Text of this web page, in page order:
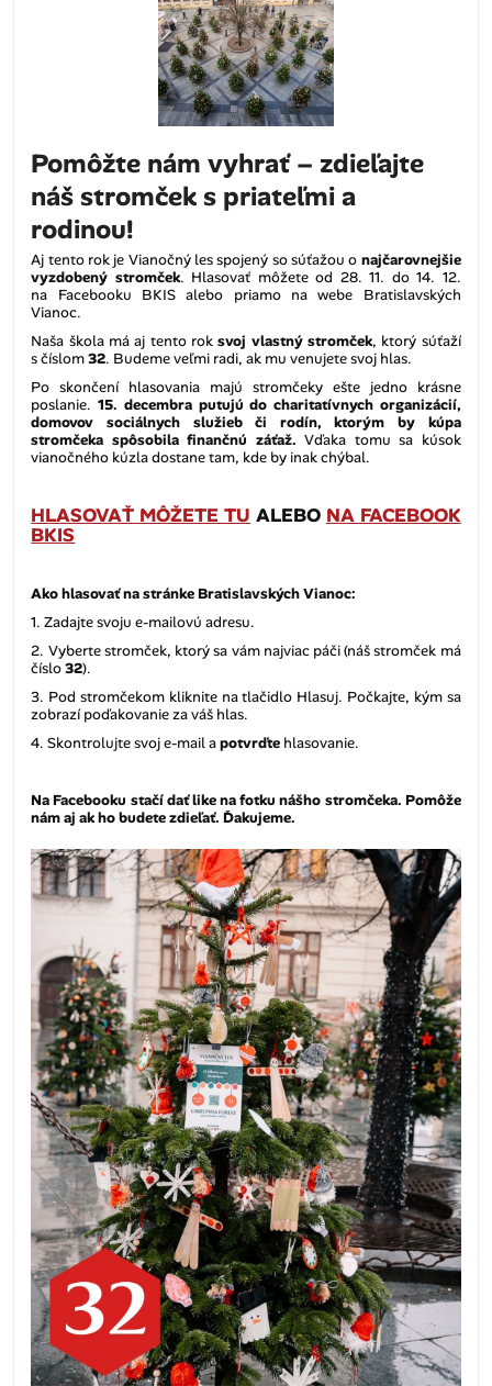
Pomôžte nám vyhrať – zdieľajte
náš stromček s priateľmi a
rodinou!
Aj tento rok je Vianočný les spojený so súťažou o najčarovnejšie
vyzdobený stromček. Hlasovať môžete od 28. 11. do 14. 12.
na Facebooku BKIS alebo priamo na webe Bratislavských
Vianoc.
Naša škola má aj tento roksvoj vlastný stromček, ktorý súťaží
s číslom32. Budeme veľmi radi, ak mu venujete svoj hlas.
Po skončení hlasovania majú stromčeky ešte jedno krásne
poslanie.15. decembra putujú do charitatívnych organizácií,
domovov sociálnych služieb či rodín, ktorým by kúpa
stromčeka spôsobila finančnú záťaž. Vďaka tomu sa kúsok
vianočného kúzla dostane tam, kde by inak chýbal.
HLASOVAŤ MÔŽETE TU ALEBO NA FACEBOOK
BKIS
Ako hlasovať na stránke Bratislavských Vianoc:
1. Zadajte svoju e-mailovú adresu.
2. Vyberte stromček, ktorý sa vám najviac páči (náš stromček má
číslo32).
3. Pod stromčekom kliknite na tlačidlo Hlasuj. Počkajte, kým sa
zobrazí poďakovanie za váš hlas.
4. Skontrolujte svoj e-mail apotvrďte hlasovanie.
Na Facebooku stačí dať like na fotku nášho stromčeka. Pomôže
nám aj ak ho budete zdieľať. Ďakujeme.